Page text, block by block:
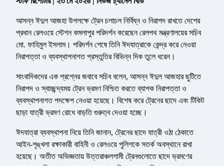
আসন্ন ঈদুল আজহা উপলক্ষে ট্রেন চলাচল নির্বিঘ্ন ও নিরাপদ রাখতে দেশের
প্রধান রেলওয়ে স্টেশন কমলাপুর পরিদর্শন করেছেন রেলপথ মন্ত্রণালয়ের সচিব
মো. ফাহিমুল ইসলাম। পরিদর্শন শেষে তিনি ঈদযাত্রাকে কেন্দ্র করে নেওয়া
নিরাপত্তা ও ব্যবস্থাপনাগত প্রস্তুতির বিভিন্ন দিক তুলে ধরেন।
সাংবাদিকদের এক প্রশ্নের জবাবে সচিব বলেন, আসন্ন ঈদুল আজহার ছুটিতে
নিরাপদ ও স্বাচ্ছন্দ্যময় ট্রেন ভ্রমণ নিশ্চিত করতে ব্যাপক নিরাপত্তা ও
ব্যবস্থাপনাগত পদক্ষেপ নেওয়া হয়েছে। বিশেষ করে ট্রেনের ছাদে এবং টিকিট
ছাড়া যাত্রী ভ্রমণ রোধে বাড়তি গুরুত্ব দেওয়া হচ্ছে।
ঈদযাত্রা ব্যবস্থাপনা নিয়ে তিনি জানান, ট্রেনের ছাদে যাত্রী ওঠা ঠেকাতে
আইন-শৃঙ্খলা রক্ষাকারী বাহিনী ও রেলওয়ে পুলিশকে সতর্ক অবস্থানে রাখা
হয়েছে। অতীত অভিজ্ঞতায় উত্তরাঞ্চলগামী ট্রেনগুলোতে ছাদে ভ্রমণের